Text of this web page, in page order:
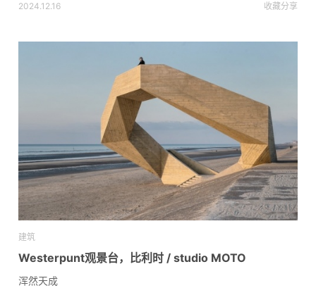
2024.12.16 收藏分享
建筑
Westerpunt观景台，比利时 / studio MOTO
浑然天成